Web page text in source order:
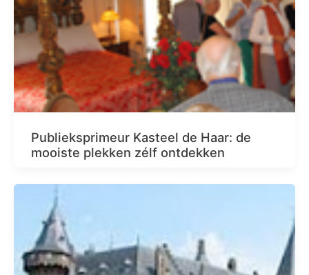
Publieksprimeur Kasteel de Haar: de
mooiste plekken zélf ontdekken